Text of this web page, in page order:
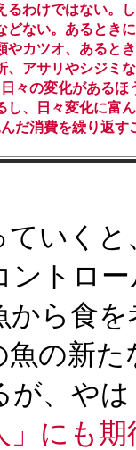
るわけではない。
どない。あるとき
やカツオ、あると
、アサリやシジミ
々の変化があるほ
し、日々変化に富
だ消費を繰り返
いく
ントロ
から食
の新
が、や
」にも